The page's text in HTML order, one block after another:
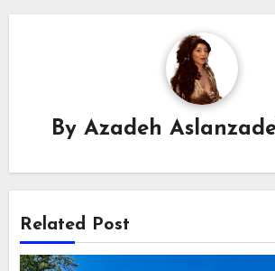
By Azadeh
Related Post